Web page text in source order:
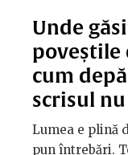
Unde
poveștile
cum
scrisul
Lumea e plină
pun întrebări.